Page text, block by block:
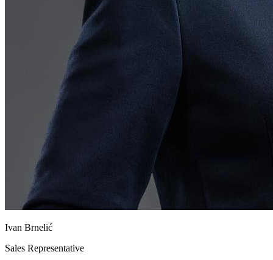
Ivan Brnelić
Sales Representative